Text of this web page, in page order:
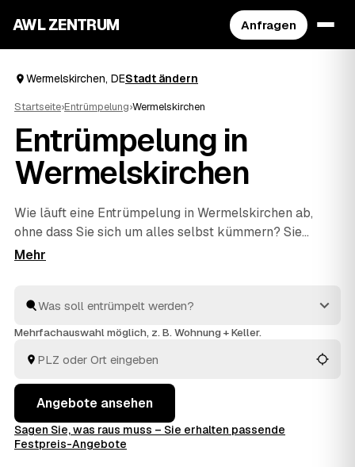
AWL ZENTRUM Anfragen
Wermelskirchen, DEStadt ändern
Startseite›Entrümpelung›Wermelskirchen
Entrümpelung in
Wermelskirchen
Wie läuft eine Entrümpelung in Wermelskirchen ab,
ohne dass Sie sich um alles selbst kümmern? Sie
beschreiben bei AWL einmal, was weg soll – vom
Anbieter aus Deutschland mit verbindlichen
Festpreisen. Sie wählen das beste Angebot aus, der
fachgerecht entsorgen.
Mehrfachauswahl möglich, z. B. Wohnung + Keller.
Angebote ansehen
Sagen Sie, was raus muss – Sie erhalten passende
Festpreis-Angebote